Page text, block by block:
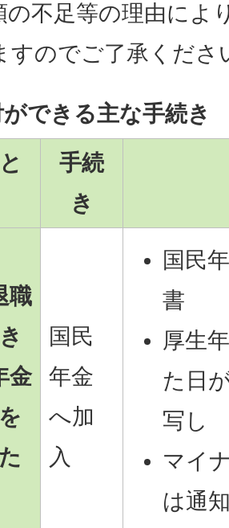
の不足等の理由によ
すのでご了承くださ
できる主な手続き
手続
き
職
金
国民
年金
へ加
入
国民
書
厚生
た日
写し
マイ
は通